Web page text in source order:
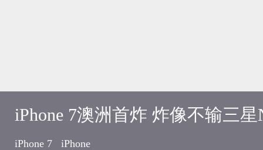
iPhone 7澳洲首炸 炸像不输三星
iPhone 7 iPhone